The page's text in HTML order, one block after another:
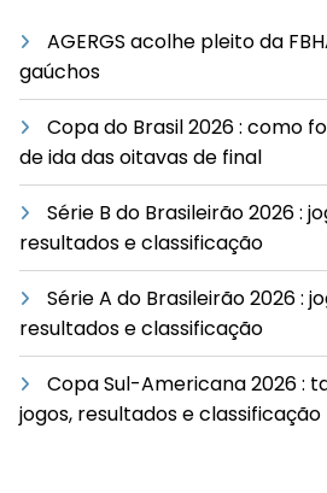
AGERGS acolhe pleito da
gaúchos
Copa do Brasil 2026 : como
de ida das oitavas de final
Série B do Brasileirão 2026 :
resultados e classificação
Série A do Brasileirão 2026 :
resultados e classificação
Copa Sul-Americana 2026 :
jogos, resultados e classificação